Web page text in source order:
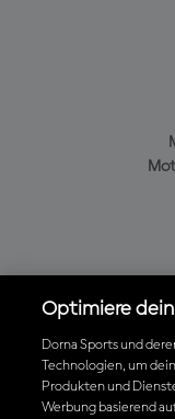
Optimiere
Dorna Sports und
Technologien, um
Produkten und
Werbung basierend